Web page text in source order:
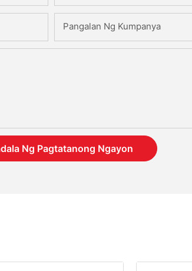
Pangalan Ng Kumpanya
Ng Pagtatanong Ngayon